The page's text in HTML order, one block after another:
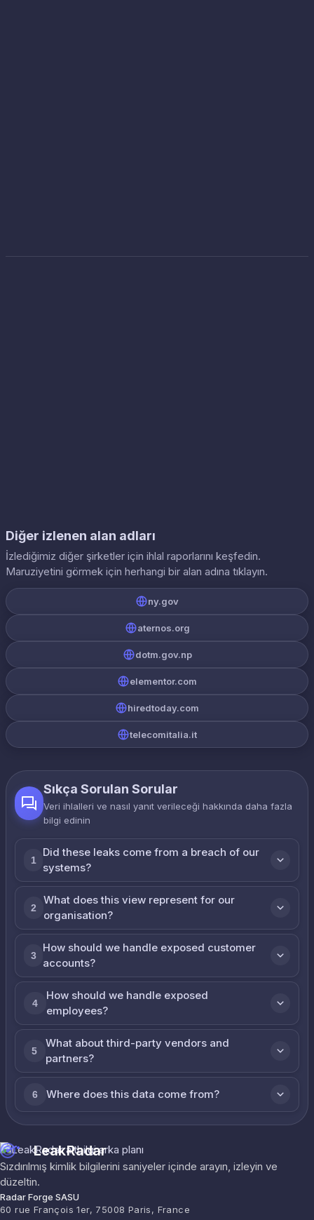
Diğer izlenen alan adları
İzlediğimiz diğer şirketler için ihlal raporlarını keşfedin.
Maruziyetini görmek için herhangi bir alan adına tıklayın.
ny.gov
aternos.org
dotm.gov.np
elementor.com
hiredtoday.com
telecomitalia.it
Sıkça Sorulan Sorular
Veri ihlalleri ve nasıl yanıt verileceği hakkında daha fazla
bilgi edinin
1
Did these leaks come from a breach of our
systems?
2
What does this view represent for our
organisation?
3
How should we handle exposed customer
accounts?
4
How should we handle exposed
employees?
5
What about third-party vendors and
partners?
6 Where does this data come from?
LeakRadar
Sızdırılmış kimlik bilgilerini saniyeler içinde arayın, izleyin ve
düzeltin.
Radar Forge SASU
60 rue François 1er, 75008 Paris, France